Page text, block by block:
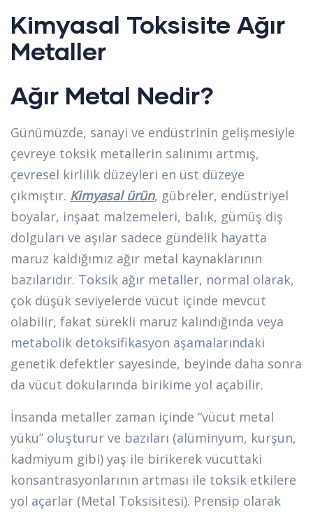
Kimyasal Toksisite Ağır
Metaller
Ağır Metal Nedir?
Günümüzde, sanayi ve endüstrinin gelişmesiyle
çevreye toksik metallerin salınımı artmış,
çevresel kirlilik düzeyleri en üst düzeye
çıkmıştır. Kimyasal ürün, gübreler, endüstriyel
boyalar, inşaat malzemeleri, balık, gümüş diş
dolguları ve aşılar sadece gündelik hayatta
maruz kaldığımız ağır metal kaynaklarının
bazılarıdır. Toksik ağır metaller, normal olarak,
çok düşük seviyelerde vücut içinde mevcut
olabilir, fakat sürekli maruz kalındığında veya
metabolik detoksifikasyon aşamalarındaki
genetik defektler sayesinde, beyinde daha sonra
da vücut dokularında birikime yol açabilir.
İnsanda metaller zaman içinde “vücut metal
yükü” oluşturur ve bazıları (alüminyum, kurşun,
kadmiyum gibi) yaş ile birikerek vücuttaki
konsantrasyonlarının artması ile toksik etkilere
yol açarlar (Metal Toksisitesi). Prensip olarak